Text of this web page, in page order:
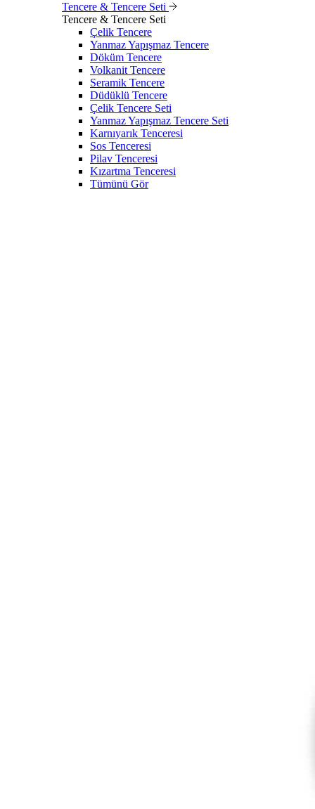
Tencere & Tencere Seti
Tencere & Tencere Seti
Çelik Tencere
Yanmaz Yapışmaz Tencere
Döküm Tencere
Volkanit Tencere
Seramik Tencere
Düdüklü Tencere
Çelik Tencere Seti
Yanmaz Yapışmaz Tencere Seti
Karnıyarık Tenceresi
Sos Tenceresi
Pilav Tenceresi
Kızartma Tenceresi
Tümünü Gör